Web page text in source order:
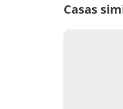
Casas